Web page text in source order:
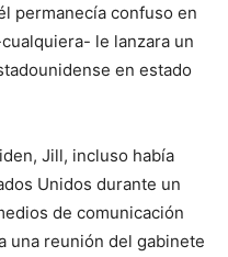
permanecía confuso en
le lanzara un
en estado
Jill, incluso había
Unidos durante un
de comunicación
una reunión del gabinete